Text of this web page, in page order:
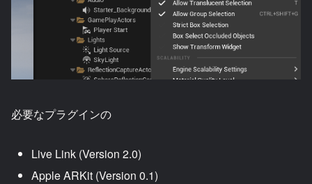
必要なプラグインの
Live Link (Version 2.0)
Apple ARKit (Version 0.1)